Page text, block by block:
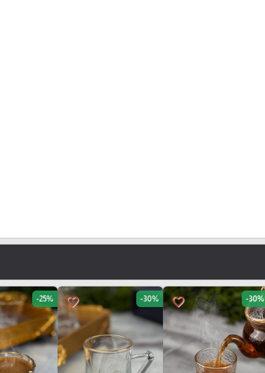
favorite_border -30%
favorite_border -30%
-25%